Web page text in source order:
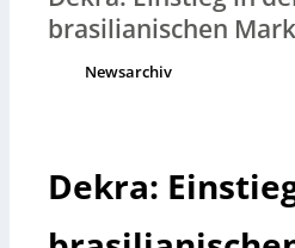
brasilianischen
Newsarchiv
Dekra: